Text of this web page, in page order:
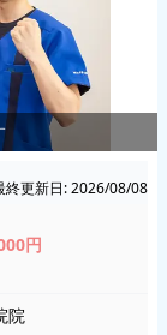
終更新日:2026/08/08
円
院